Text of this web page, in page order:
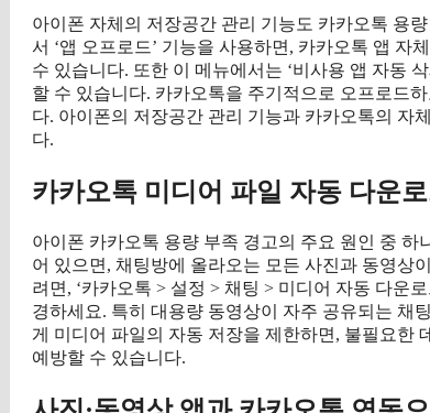
아이폰 자체의 저장공간 관리 기능도 카카오톡 용
서 ‘앱 오프로드’ 기능을 사용하면, 카카오톡 앱
수 있습니다. 또한 이 메뉴에서는 ‘비사용 앱 자동
할 수 있습니다. 카카오톡을 주기적으로 오프로드
다. 아이폰의 저장공간 관리 기능과 카카오톡의 자
다.
카카오톡 미디어 파일 자동 다운
아이폰 카카오톡 용량 부족 경고의 주요 원인 중 하
어 있으면, 채팅방에 올라오는 모든 사진과 동영상
려면, ‘카카오톡 > 설정 > 채팅 > 미디어 자동 다운
경하세요. 특히 대용량 동영상이 자주 공유되는 채
게 미디어 파일의 자동 저장을 제한하면, 불필요한
예방할 수 있습니다.